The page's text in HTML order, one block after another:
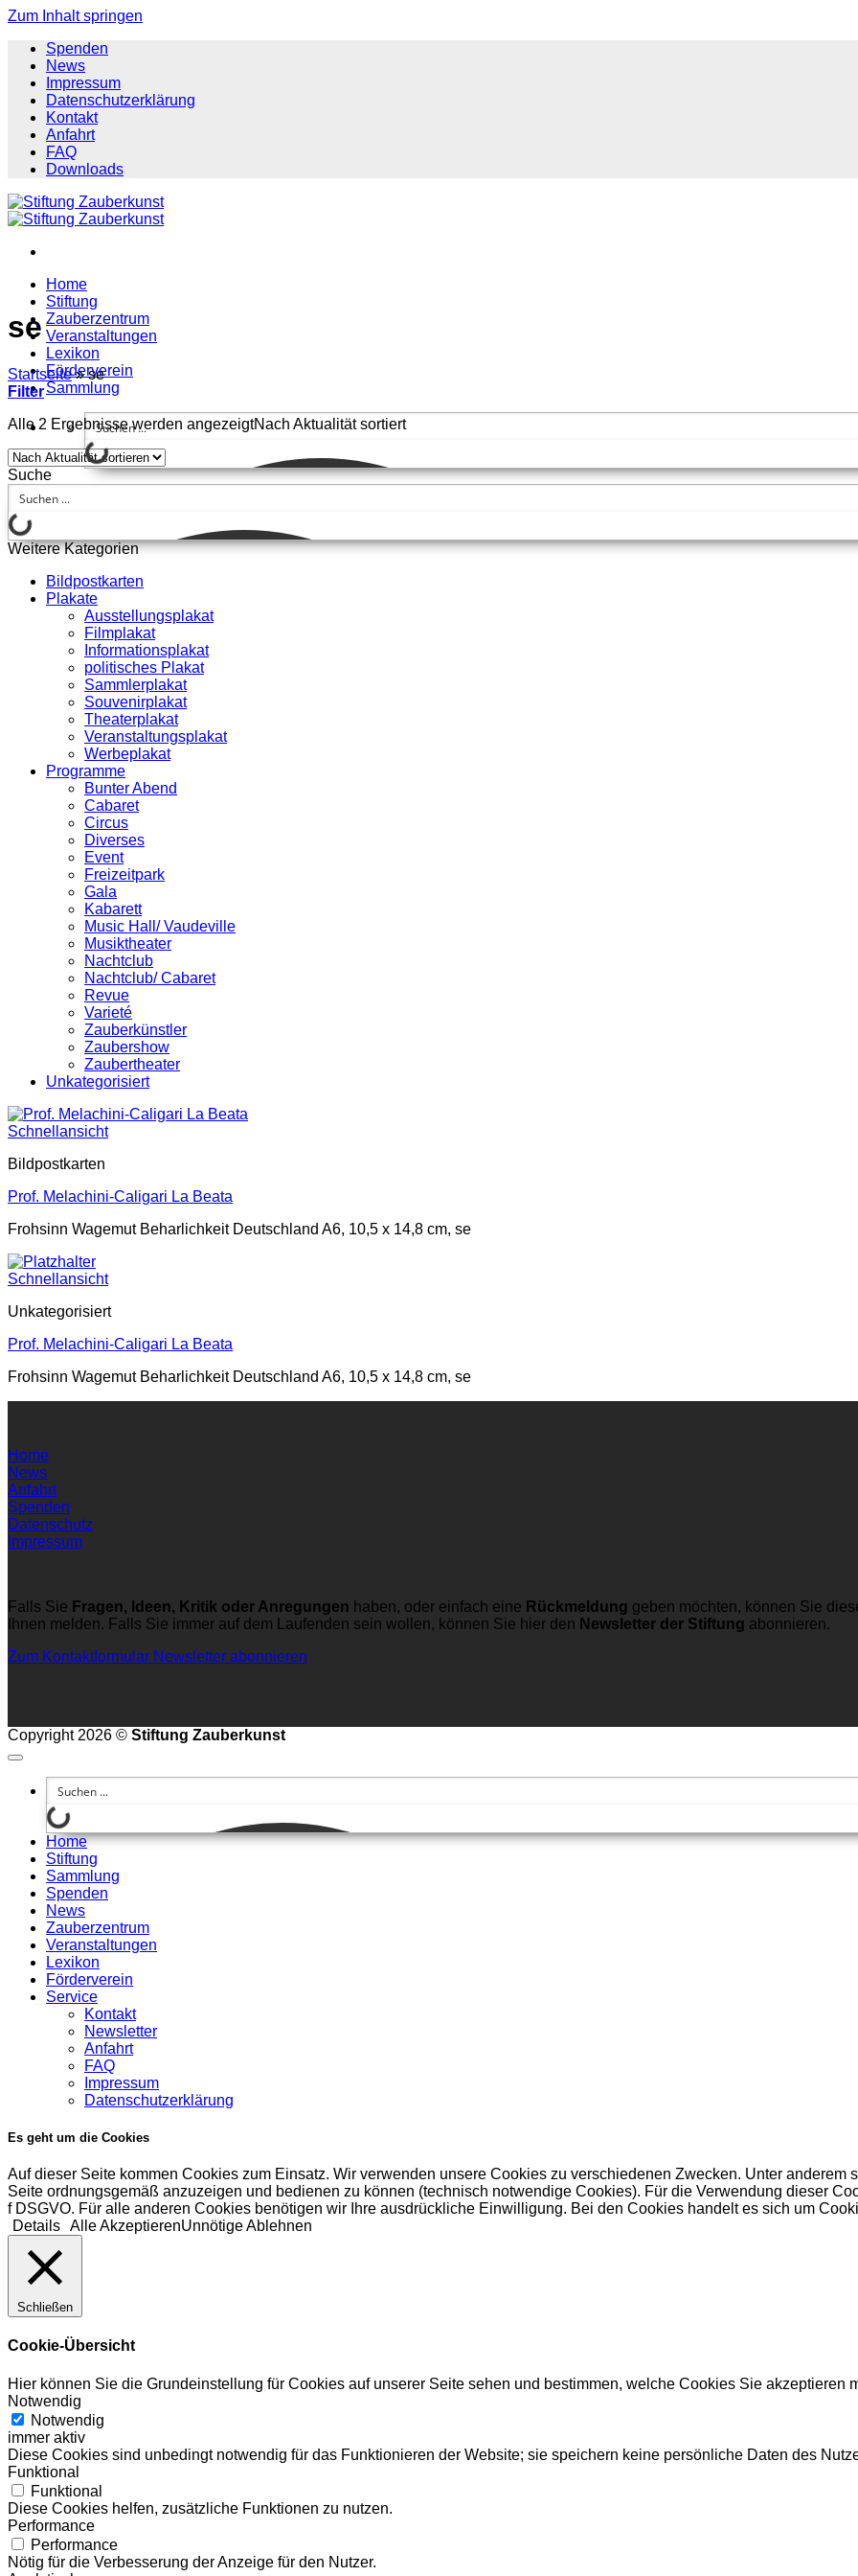
Zum Inhalt springen
Spenden
News
Impressum
Datenschutzerklärung
Kontakt
Anfahrt
FAQ
Downloads
Home
Stiftung
Zauberzentrum
Veranstaltungen
Lexikon
Förderverein
Sammlung
se
Startseite » se
Filter
Alle 2 Ergebnisse werden angezeigtNach Aktualität sortiert
Suche
Weitere Kategorien
Bildpostkarten
Plakate
Ausstellungsplakat
Filmplakat
Informationsplakat
politisches Plakat
Sammlerplakat
Souvenirplakat
Theaterplakat
Veranstaltungsplakat
Werbeplakat
Programme
Bunter Abend
Cabaret
Circus
Diverses
Event
Freizeitpark
Gala
Kabarett
Music Hall/ Vaudeville
Musiktheater
Nachtclub
Nachtclub/ Cabaret
Revue
Varieté
Zauberkünstler
Zaubershow
Zaubertheater
Unkategorisiert
Schnellansicht
Bildpostkarten
Prof. Melachini-Caligari La Beata
Frohsinn Wagemut Beharlichkeit Deutschland A6, 10,5 x 14,8 cm, se
Schnellansicht
Unkategorisiert
Prof. Melachini-Caligari La Beata
Frohsinn Wagemut Beharlichkeit Deutschland A6, 10,5 x 14,8 cm, se
Home
News
Anfahrt
Spenden
Datenschutz
Impressum
Falls Sie Fragen, Ideen, Kritik oder Anregungen haben, oder einfach eine Rückmeldung geben möchten, können Sie
Ihnen melden. Falls Sie immer auf dem Laufenden sein wollen, können Sie hier den Newsletter der Stiftung abonnieren.
Zum Kontaktformular Newsletter abonnieren
Copyright 2026 © Stiftung Zauberkunst
Home
Stiftung
Sammlung
Spenden
News
Zauberzentrum
Veranstaltungen
Lexikon
Förderverein
Service
Kontakt
Newsletter
Anfahrt
FAQ
Impressum
Datenschutzerklärung
Es geht um die Cookies
Auf dieser Seite kommen Cookies zum Einsatz. Wir verwenden unsere Cookies zu verschiedenen Zwecken. Unter
Seite ordnungsgemäß anzuzeigen und bedienen zu können (technisch notwendige Cookies). Für die Verwendung dieser
f DSGVO. Für alle anderen Cookies benötigen wir Ihre ausdrückliche Einwilligung. Bei den Cookies handelt es sich um
Details Alle AkzeptierenUnnötige Ablehnen
Schließen
Cookie-Übersicht
Hier können Sie die Grundeinstellung für Cookies auf unserer Seite sehen und bestimmen, welche Cookies Sie akzeptieren
Notwendig
Notwendig
immer aktiv
Diese Cookies sind unbedingt notwendig für das Funktionieren der Website; sie speichern keine persönliche Daten des
Funktional
Funktional
Diese Cookies helfen, zusätzliche Funktionen zu nutzen.
Performance
Performance
Nötig für die Verbesserung der Anzeige für den Nutzer.